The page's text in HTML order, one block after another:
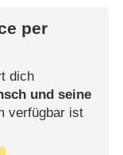
per
dich
und seine
verfügbar ist